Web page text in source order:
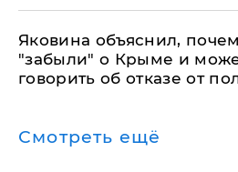
Яковина объяснил,
"забыли" о Крыме и
говорить об отказе от
Смотреть ещё